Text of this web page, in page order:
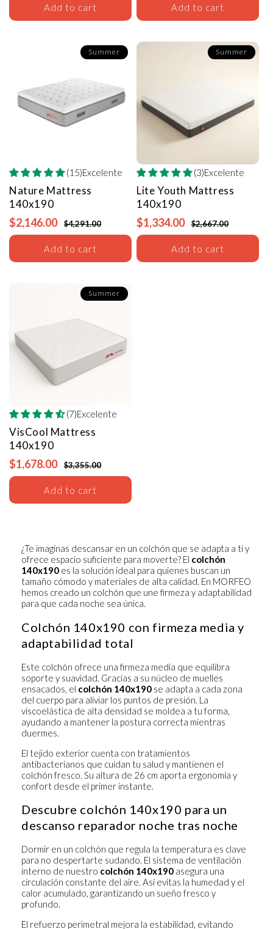
Add to cart Add to cart
Summer
(15)Excelente
Nature Mattress
140x190
$2,146.00 $4,291.00
Add to cart
Summer
(3)Excelente
Lite Youth Mattress
140x190
$1,334.00 $2,667.00
Add to cart
Summer
(7)Excelente
VisCool Mattress
140x190
$1,678.00 $3,355.00
Add to cart
¿Te imaginas descansar en un colchón que se adapta a ti y
ofrece espacio suficiente para moverte? El colchón
140x190 es la solución ideal para quienes buscan un
tamaño cómodo y materiales de alta calidad. En MORFEO
hemos creado un colchón que une firmeza y adaptabilidad
para que cada noche sea única.
Colchón 140x190 con firmeza media y
adaptabilidad total
Este colchón ofrece una firmeza media que equilibra
soporte y suavidad. Gracias a su núcleo de muelles
ensacados, el colchón 140x190 se adapta a cada zona
del cuerpo para aliviar los puntos de presión. La
viscoelástica de alta densidad se moldea a tu forma,
ayudando a mantener la postura correcta mientras
duermes.
El tejido exterior cuenta con tratamientos
antibacterianos que cuidan tu salud y mantienen el
colchón fresco. Su altura de 26 cm aporta ergonomía y
confort desde el primer instante.
Descubre colchón 140x190 para un
descanso reparador noche tras noche
Dormir en un colchón que regula la temperatura es clave
para no despertarte sudando. El sistema de ventilación
interno de nuestro colchón 140x190 asegura una
circulación constante del aire. Así evitas la humedad y el
calor acumulado, garantizando un sueño fresco y
profundo.
El refuerzo perimetral mejora la estabilidad, evitando